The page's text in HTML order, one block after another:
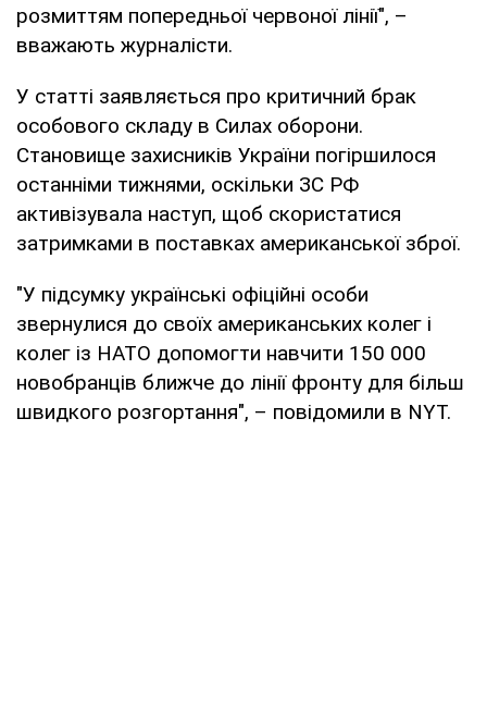
розмиттям попередньої червоної лінії", –
вважають журналісти.
У статті заявляється про критичний брак
особового складу в Силах оборони.
Становище захисників України погіршилося
останніми тижнями, оскільки ЗС РФ
активізувала наступ, щоб скористатися
затримками в поставках американської зброї.
"У підсумку українські офіційні особи
звернулися до своїх американських колег і
колег із НАТО допомогти навчити 150 000
новобранців ближче до лінії фронту для більш
швидкого розгортання", – повідомили в NYT.